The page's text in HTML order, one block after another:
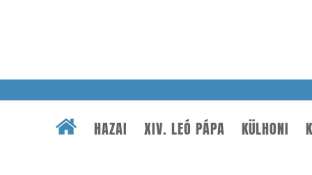
HAZAI XIV. LEÓ PÁPA KÜLHONI